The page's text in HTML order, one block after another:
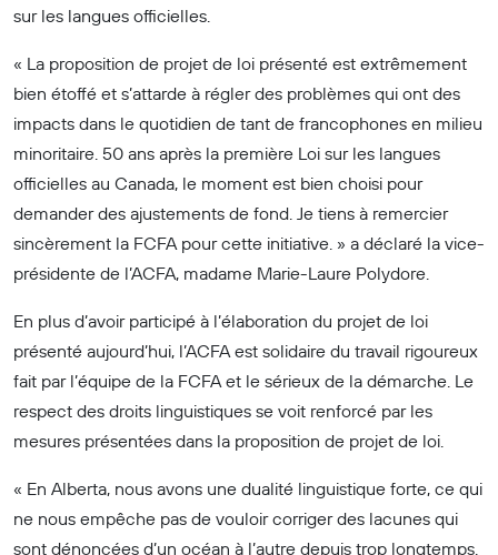
sur les langues officielles.
« La proposition de projet de loi présenté est extrêmement
bien étoffé et s’attarde à régler des problèmes qui ont des
impacts dans le quotidien de tant de francophones en milieu
minoritaire. 50 ans après la première Loi sur les langues
officielles au Canada, le moment est bien choisi pour
demander des ajustements de fond. Je tiens à remercier
sincèrement la FCFA pour cette initiative. » a déclaré la vice-
présidente de l’ACFA, madame Marie-Laure Polydore.
En plus d’avoir participé à l’élaboration du projet de loi
présenté aujourd’hui, l’ACFA est solidaire du travail rigoureux
fait par l’équipe de la FCFA et le sérieux de la démarche. Le
respect des droits linguistiques se voit renforcé par les
mesures présentées dans la proposition de projet de loi.
« En Alberta, nous avons une dualité linguistique forte, ce qui
ne nous empêche pas de vouloir corriger des lacunes qui
sont dénoncées d’un océan à l’autre depuis trop longtemps.